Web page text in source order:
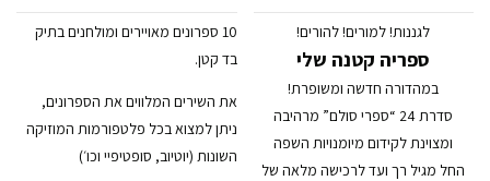
לגננות! למורים! להורים!
ספריה קטנה שלי
במהדורה חדשה ומשופרת!
סדרת 24 “ספרי סולם” מרהיבה
ומצוינת לקידום מיומנויות השפה
החל מגיל רך ועד לרכישה מלאה של
10 ספרונים מאויירים ומולחנים בתיק
בד קטן.
את השירים המלווים את הספרונים,
ניתן למצוא בכל פלטפורמות המוזיקה
השונות (יוטיוב, סופטיפיי וכו׳)